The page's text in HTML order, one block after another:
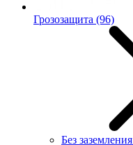
Грозозащита (96)
Без заземления